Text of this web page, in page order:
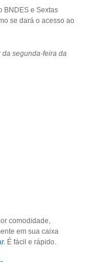
BNDES e Sextas
se dará o acesso ao
segunda-feira da
comodidade,
em sua caixa
. É fácil e rápido.